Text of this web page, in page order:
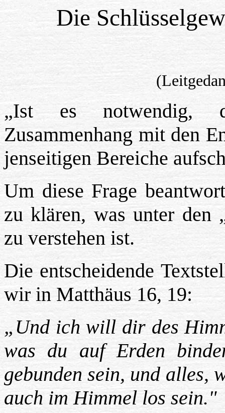
Die
„Ist es notwendig,
Zusammenhang mit den
jenseitigen Bereiche
Um diese Frage
zu klären, was unter den
zu verstehen ist.
Die entscheidende
wir in Matthäus 16, 19:
„Und ich will dir des
was du auf Erden
gebunden sein, und alles,
auch im Himmel los sein."